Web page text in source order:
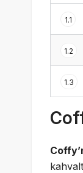
1.1
1.2
1.3